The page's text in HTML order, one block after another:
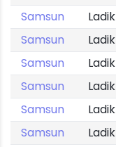
Samsun
Ladik
Samsun
Ladik
Samsun
Ladik
Samsun
Ladik
Samsun
Ladik
Samsun
Ladik